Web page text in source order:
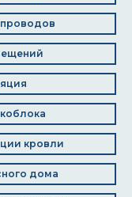
кровли
дома